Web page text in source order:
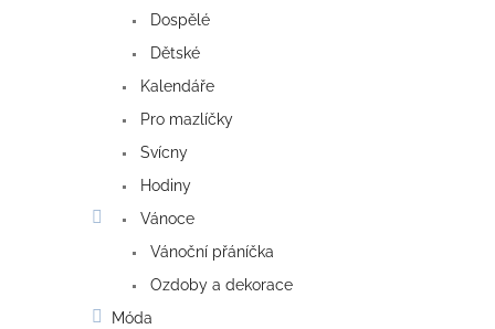
Dospělé
Dětské
Kalendáře
Pro mazlíčky
Svícny
Hodiny
Vánoce
Vánoční přáníčka
Ozdoby a dekorace
Móda